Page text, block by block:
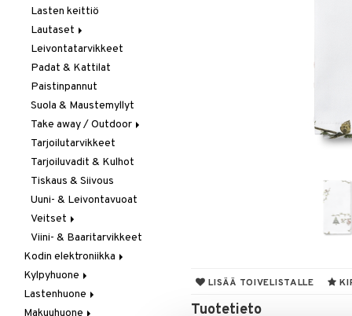
LISÄÄ TOIVELISTALLE
Tuotetieto
Mixerit &
Sähkövatkaimet
Muut koneet
Vedenkeittimet
Juoma- & Cocktailasit
Juomalasit
Olutlasit
Shamppanjalasit
Snapsi- & Aveclasit
Viinilasit
Whiskey- & Konjakkilasit
Lasten keittiö
Lautaset
Asetit
Ruokalautaset
Syvät lautaset
Leivontatarvikkeet
Padat & Kattilat
Paistinpannut
Suola & Maustemyllyt
Take away / Outdoor
Eväslaatikot
Pullot
Termoskannut
Termosmukit
Tarjoilutarvikkeet
Tarjoiluvadit & Kulhot
Tiskaus & Siivous
Uuni- & Leivontavuoat
Veitset
Erityisveitset
Keittiöveitset
Kuorinta- &
Vihannesveitset
Leikkuulaudat
Viini- & Baaritarvikkeet
Kodin elektroniikka
Ääni
Kylpyhuone
Kylpyhuoneen sisustus
Kylpyhuoneen tarvikkeita
Lastenhuone
Kylpyhuoneen koristelu
Makuuhuone